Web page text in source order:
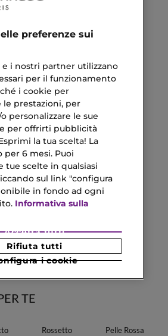
TE
Rossetto
Pelle Rossa
preferenze sui
e i nostri partner utilizzano
per il funzionamento
i cookie per
prestazioni, per
personalizzare le sue
per offrirti pubblicità
la tua scelta! La
per 6 mesi. Puoi
tue scelte in qualsiasi
sul link "configura
in fondo ad ogni
Informativa sulla
i cookie
Rifiuta tutti
Accetta tutti